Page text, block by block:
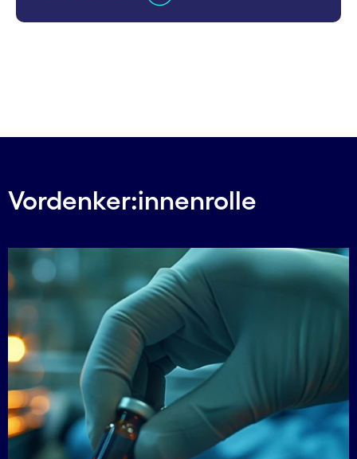
Vordenker:innenrolle
Carousel starts